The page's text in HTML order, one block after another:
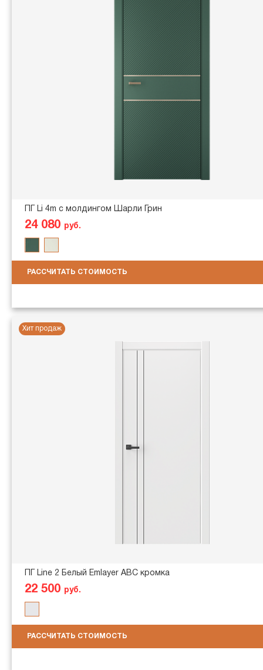
ПГ Li 4m с молдингом Шарли Грин
24 080 руб.
РАССЧИТАТЬ СТОИМОСТЬ
Хит продаж
ПГ Line 2 Белый Emlayer АВС кромка
22 500 руб.
РАССЧИТАТЬ СТОИМОСТЬ